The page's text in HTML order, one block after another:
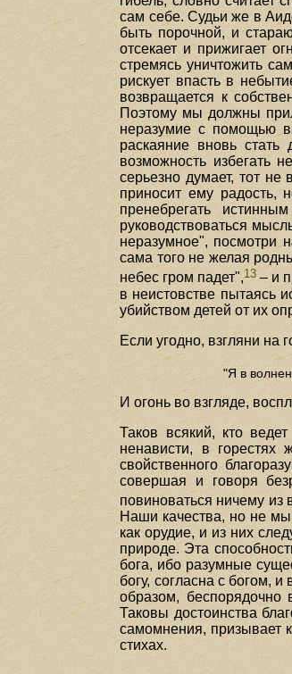
сам себе. Судьи же в
быть порочной, и
отсекает и прижигает
стремясь уничтожить
рискует впасть в
возвращается к
Поэтому мы должны
неразумие с помощью
раскаяние вновь
возможность избегать
серьезно думает, тот
приносит ему радость,
пренебрегать
руководствоваться
неразумное", посмотри
сама того не желая
небес гром падет",13 – и
в неистовстве пытаясь
убийством детей от их
Если угодно, взгляни на
"Я в
И огонь во взгляде,
Таков всякий, кто
ненависти, в горестях
свойственного
совершая и говоря
повиноваться ничему из
Наши качества, но не мы
как орудие, и из них
природе. Эта
бога, ибо разумные
богу, согласна с богом,
образом, беспорядочно
Таковы достоинства
самомнения, призывает
стихах.